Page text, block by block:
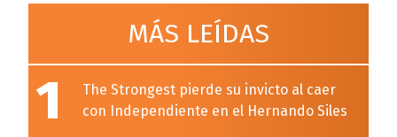
MÁS LEÍDAS
1
The Strongest pierde su invicto al caer
con Independiente en el Hernando Siles